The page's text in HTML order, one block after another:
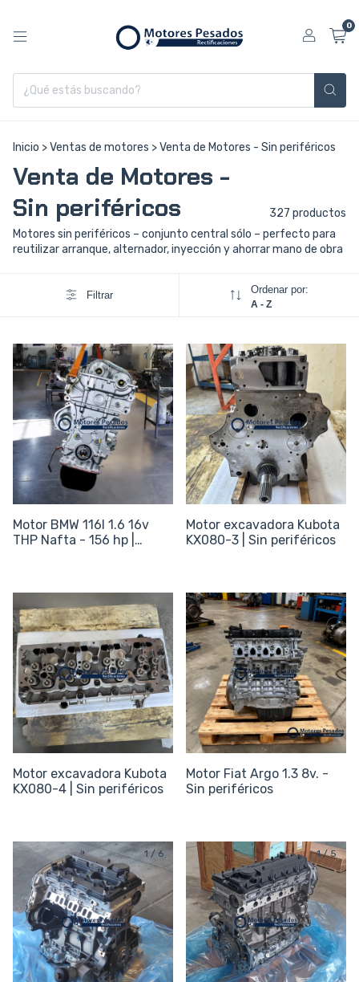
0
Inicio >Ventas de motores >Venta de Motores - Sin periféricos
Venta de Motores -
Sin periféricos
327 productos
Motores sin periféricos – conjunto central sólo – perfecto para
reutilizar arranque, alternador, inyección y ahorrar mano de obra
Filtrar Ordenar por:
A - Z
1/4
Motor BMW 116I 1.6 16v
THP Nafta - 156 hp |
Motor excavadora Kubota
KX080-3 | Sin periféricos
Motor excavadora Kubota
KX080-4 | Sin periféricos
Motor Fiat Argo 1.3 8v. -
Sin periféricos
1 / 6 1/5